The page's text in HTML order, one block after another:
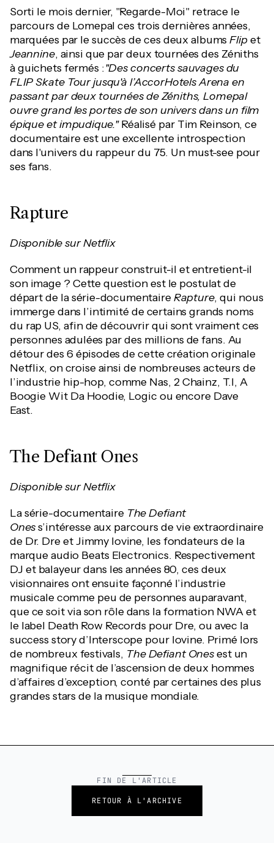
Sorti le mois dernier, "Regarde-Moi" retrace le
parcours de Lomepal ces trois dernières années,
marquées par le succès de ces deux albumsFlipet
Jeannine, ainsi que par deux tournées des Zéniths
à guichets fermés :"Des concerts sauvages du
FLIP Skate Tour jusqu'à l’AccorHotels Arena en
passant par deux tournées de Zéniths, Lomepal
ouvre grand les portes de son univers dans un film
épique et impudique."Réalisé par Tim Reinson, ce
documentaire est une excellente introspection
dans l'univers du rappeur du 75. Un must-see pour
ses fans.
Rapture
Disponible sur Netflix
Comment un rappeur construit-il et entretient-il
son image ? Cette question est le postulat de
départ de la série-documentaireRapture, qui nous
immerge dans l’intimité de certains grands noms
du rap US, afin de découvrir qui sont vraiment ces
personnes adulées par des millions de fans. Au
détour des 6 épisodes de cette création originale
Netflix, on croise ainsi de nombreuses acteurs de
l’industrie hip-hop, comme Nas, 2 Chainz, T.I, A
Boogie Wit Da Hoodie, Logic ou encore Dave
East.
The Defiant Ones
Disponible sur Netflix
La série-documentaire The Defiant
Oness’intéresse aux parcours de vie extraordinaire
de Dr. Dre et Jimmy Iovine, les fondateurs de la
marque audio Beats Electronics. Respectivement
DJ et balayeur dans les années 80, ces deux
visionnaires ont ensuite façonné l’industrie
musicale comme peu de personnes auparavant,
que ce soit via son rôle dans la formation NWA et
le label Death Row Records pour Dre, ou avec la
success story d’Interscope pour Iovine. Primé lors
de nombreux festivals, The Defiant Onesest un
magnifique récit de l’ascension de deux hommes
d’affaires d’exception, conté par certaines des plus
grandes stars de la musique mondiale.
FIN DE L'ARTICLE
RETOUR À L'ARCHIVE